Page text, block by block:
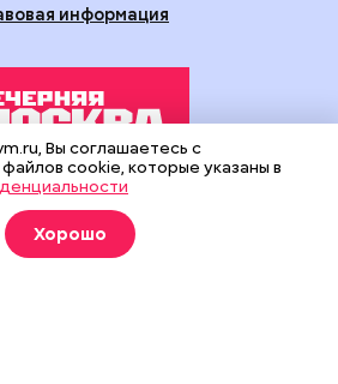
информация
поддержке Департамента
и рекламы города Москвы.
технологии
предоставления информации
Вы соглашаетесь с
cookie, которые указаны в
Хорошо